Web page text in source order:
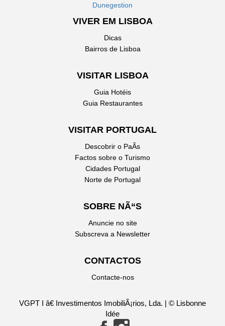
Dunegestion
VIVER EM LISBOA
Dicas
Bairros de Lisboa
VISITAR LISBOA
Guia Hotéis
Guia Restaurantes
VISITAR PORTUGAL
Descobrir o PaÃ­s
Factos sobre o Turismo
Cidades Portugal
Norte de Portugal
SOBRE NÃ“S
Anuncie no site
Subscreva a Newsletter
CONTACTOS
Contacte-nos
VGPT I â€ Investimentos ImobiliÃ¡rios, Lda. | © Lisbonne
Idée